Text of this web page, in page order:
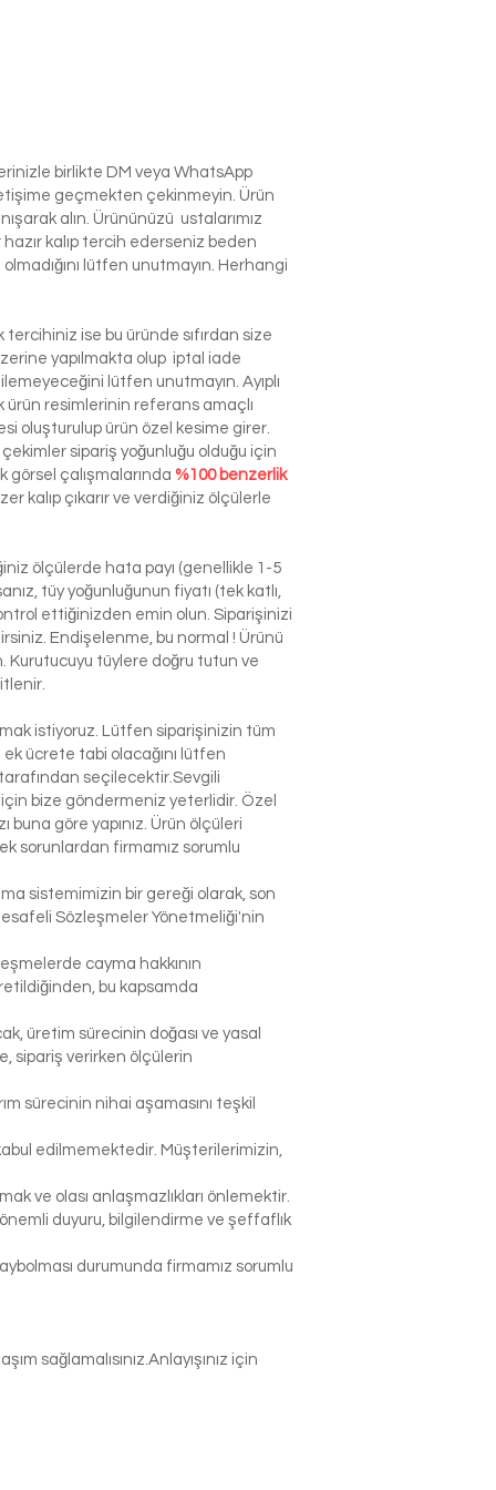
birlikte DM veya WhatsApp
geçmekten çekinmeyin. Ürün
alın. Ürününüzü ustalarımız
kalıp tercih ederseniz beden
lütfen unutmayın. Herhangi
ise bu üründe sıfırdan size
yapılmakta olup iptal iade
lütfen unutmayın. Ayıplı
ürün resimlerinin referans amaçlı
oluşturulup ürün özel kesime girer.
sipariş yoğunluğu olduğu için
görsel çalışmalarında %100 benzerlik
kalıp çıkarır ve verdiğiniz ölçülerle
ölçülerde hata payı (genellikle 1-5
tüy yoğunluğunun fiyatı (tek katlı,
ettiğinizden emin olun. Siparişinizi
Endişelenme, bu normal ! Ürünü
Kurutucuyu tüylere doğru tutun ve
istiyoruz. Lütfen siparişinizin tüm
ek ücrete tabi olacağını lütfen
seçilecektir.Sevgili
bize göndermeniz yeterlidir. Özel
göre yapınız. Ürün ölçüleri
sorunlardan firmamız sorumlu
sistemimizin bir gereği olarak, son
Sözleşmeler Yönetmeliği'nin
cayma hakkının
bu kapsamda
üretim sürecinin doğası ve yasal
sipariş verirken ölçülerin
sürecinin nihai aşamasını teşkil
edilmemektedir. Müşterilerimizin,
ve olası anlaşmazlıkları önlemektir.
duyuru, bilgilendirme ve şeffaflık
durumunda firmamız sorumlu
sağlamalısınız.Anlayışınız için